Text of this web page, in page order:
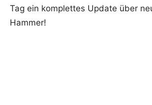
Tag ein komplettes Update über
Hammer!